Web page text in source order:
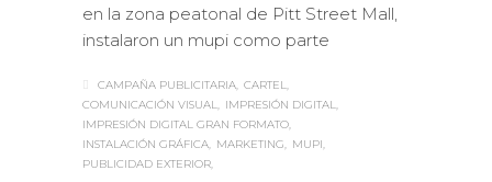
en la zona peatonal de Pitt Street Mall,
instalaron un mupi como parte
CAMPAÑA PUBLICITARIA CARTEL
COMUNICACIÓN VISUAL
IMPRESIÓN DIGITAL
IMPRESIÓN DIGITAL GRAN FORMATO
INSTALACIÓN GRÁFICA
MARKETING
MUPI
PUBLICIDAD EXTERIOR